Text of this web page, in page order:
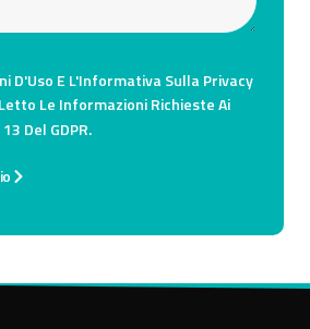
D'Uso E L'Informativa Sulla Privacy
Le Informazioni Richieste Ai
Del GDPR.